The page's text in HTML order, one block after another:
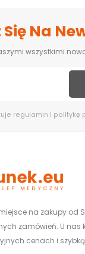
Się Na
wszystkimi
regulamin i politykę
na zakupy od
zamówień. U nas
cenach i